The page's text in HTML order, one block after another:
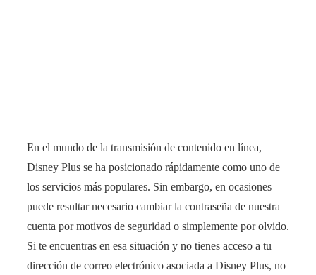
En el mundo de la transmisión de contenido en línea,
Disney Plus se ha posicionado rápidamente como uno de
los servicios más populares. Sin embargo, en ocasiones
puede resultar necesario cambiar la contraseña de nuestra
cuenta por motivos de seguridad o simplemente por olvido.
Si te encuentras en esa situación y no tienes acceso a tu
dirección de correo electrónico asociada a Disney Plus, no